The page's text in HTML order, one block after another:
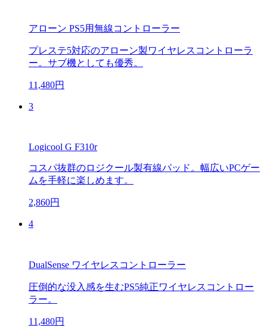
アローン PS5用無線コントローラー
プレステ5対応のアローン製ワイヤレスコントローラ
ー。サブ機としても優秀。
11,480円
3
Logicool G F310r
コスパ抜群のロジクール製有線パッド。幅広いPCゲー
ムを手軽に楽しめます。
2,860円
4
DualSense ワイヤレスコントローラー
圧倒的な没入感を生むPS5純正ワイヤレスコントロー
ラー。
11,480円